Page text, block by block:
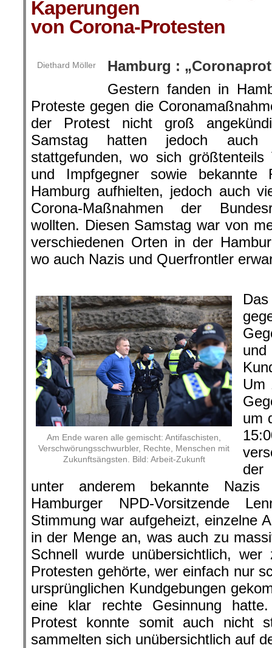
Kaperungen
von Corona-Protesten
Diethard Möller
Hamburg :
Gestern fanden in
Proteste gegen die
der Protest nicht groß
Samstag hatten jedoch auch
stattgefunden, wo sich größtenteils
und Impfgegner sowie
Hamburg aufhielten, jedoch auch
Corona-Maßnahmen der
wollten. Diesen Samstag war von
verschiedenen Orten in der
wo auch Nazis und Querfrontler
Am Ende waren alle gemischt: Antifaschisten,
Verschwörungsschwurbler, Rechte, Menschen mit
Zukunftsängsten. Bild: Arbeit-Zukunft
Um
um
der
unter anderem bekannte Nazis
Hamburger NPD-Vorsitzende
Stimmung war aufgeheizt, einzelne
in der Menge an, was auch zu
Schnell wurde unübersichtlich, wer
Protesten gehörte, wer einfach nur
ursprünglichen Kundgebungen
eine klar rechte Gesinnung
Protest konnte somit auch nicht
sammelten sich unübersichtlich auf